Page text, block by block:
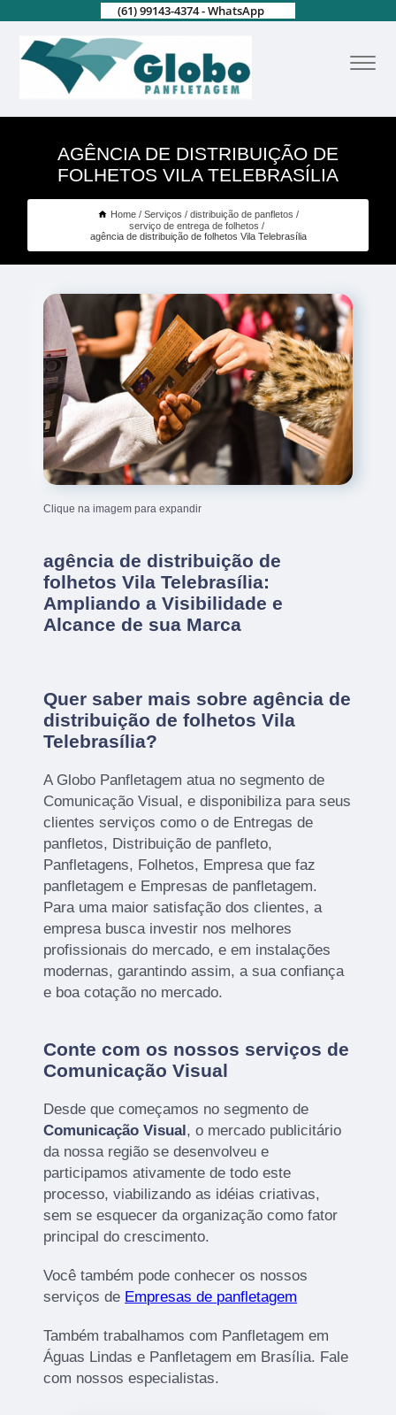
(61) 99143-4374 - WhatsApp
AGÊNCIA DE DISTRIBUIÇÃO DE
FOLHETOS VILA TELEBRASÍLIA
Home Serviços
distribuição de panfletos
serviço de entrega de folhetos
agência de distribuição de folhetos Vila Telebrasília
Clique na imagem para expandir
agência de distribuição de
folhetos Vila Telebrasília:
Ampliando a Visibilidade e
Alcance de sua Marca
Quer saber mais sobre agência de
distribuição de folhetos Vila
Telebrasília?
A Globo Panfletagem atua no segmento de
Comunicação Visual, e disponibiliza para seus
clientes serviços como o de Entregas de
panfletos, Distribuição de panfleto,
Panfletagens, Folhetos, Empresa que faz
panfletagem e Empresas de panfletagem.
Para uma maior satisfação dos clientes, a
empresa busca investir nos melhores
profissionais do mercado, e em instalações
modernas, garantindo assim, a sua confiança
e boa cotação no mercado.
Conte com os nossos serviços de
Comunicação Visual
Desde que começamos no segmento de
Comunicação Visual, o mercado publicitário
da nossa região se desenvolveu e
participamos ativamente de todo este
processo, viabilizando as idéias criativas,
sem se esquecer da organização como fator
principal do crescimento.
Você também pode conhecer os nossos
serviços de Empresas de panfletagem
Também trabalhamos com Panfletagem em
Águas Lindas e Panfletagem em Brasília. Fale
com nossos especialistas.